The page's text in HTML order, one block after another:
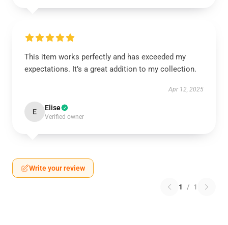
This item works perfectly and has exceeded my
expectations. It’s a great addition to my collection.
Apr 12, 2025
E Elise
Verified owner
Write your review
1 / 1